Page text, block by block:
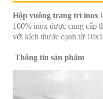
Hộp vuông trang trí inox
100% inox được cung cấp
với kích thước cạnh từ
Thông tin sản phẩm